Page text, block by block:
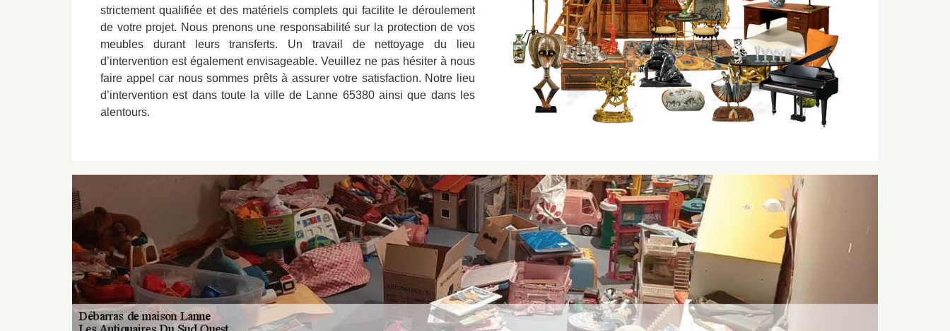
strictement qualifiée et des matériels complets qui facilite le déroulement
de votre projet. Nous prenons une responsabilité sur la protection de vos
meubles durant leurs transferts. Un travail de nettoyage du lieu
d’intervention est également envisageable. Veuillez ne pas hésiter à nous
faire appel car nous sommes prêts à assurer votre satisfaction. Notre lieu
d’intervention est dans toute la ville de Lanne 65380 ainsi que dans les
alentours.